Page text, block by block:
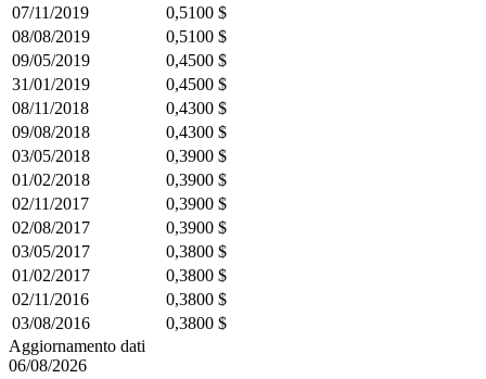
07/11/2019
0,5100 $
08/08/2019
0,5100 $
09/05/2019
0,4500 $
31/01/2019
0,4500 $
08/11/2018
0,4300 $
09/08/2018
0,4300 $
03/05/2018
0,3900 $
01/02/2018
0,3900 $
02/11/2017
0,3900 $
02/08/2017
0,3900 $
03/05/2017
0,3800 $
01/02/2017
0,3800 $
02/11/2016
0,3800 $
03/08/2016
0,3800 $
Aggiornamento dati
06/08/2026